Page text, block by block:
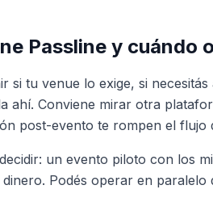
Passline y cuándo
si tu venue lo exige, si
ahí. Conviene mirar otra
post-evento te rompen el flujo
un evento piloto con los
Podés operar en paralelo